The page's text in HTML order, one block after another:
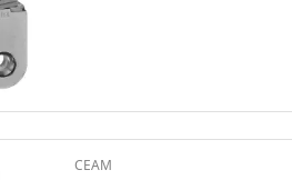
CEAM